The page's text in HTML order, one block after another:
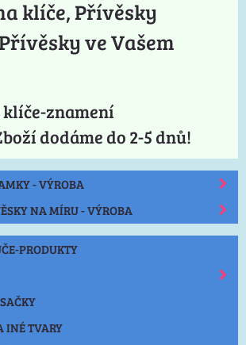
klíče, Přívěsky
ve Vašem
znamení
dodáme do 2-5 dnů!
- VÝROBA
NA MÍRU - VÝROBA
PRODUKTY
INÉ TVARY